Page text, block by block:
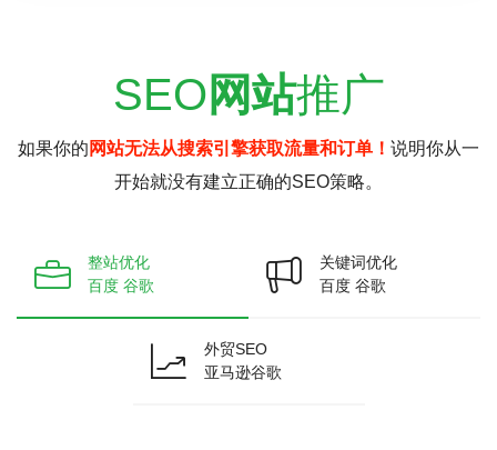
SEO 网站推广
如果你的 网站无法从搜索引擎获取流量和订单！ 说明你从一
开始就没有建立正确的SEO策略。
整站优化
百度 谷歌
关键词优化
百度 谷歌
外贸SEO
亚马逊谷歌